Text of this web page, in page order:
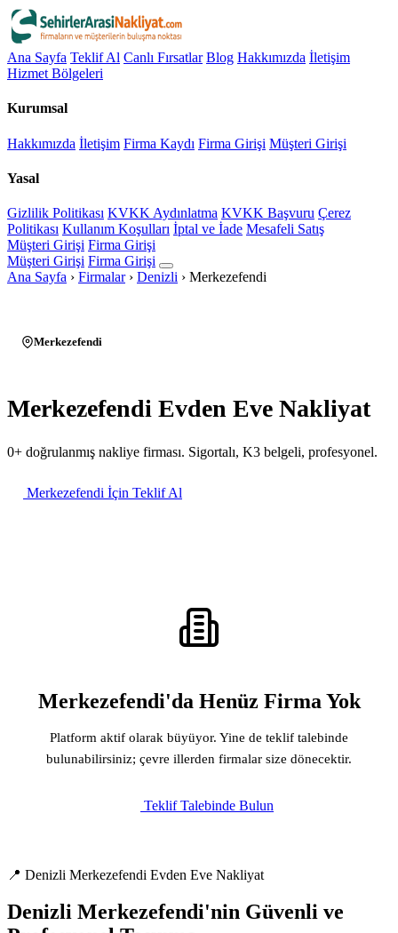
Ana Sayfa Teklif Al Canlı Fırsatlar Blog Hakkımızda İletişim
Hizmet Bölgeleri
Kurumsal
Hakkımızda İletişim Firma Kaydı Firma Girişi Müşteri Girişi
Yasal
Gizlilik Politikası KVKK Aydınlatma KVKK Başvuru Çerez
Politikası Kullanım Koşulları İptal ve İade Mesafeli Satış
Müşteri Girişi Firma Girişi
Müşteri Girişi Firma Girişi
Ana Sayfa › Firmalar › Denizli › Merkezefendi
Merkezefendi
Merkezefendi Evden Eve Nakliyat
0+ doğrulanmış nakliye firması. Sigortalı, K3 belgeli, profesyonel.
Merkezefendi İçin Teklif Al
Merkezefendi'da Henüz Firma Yok
Platform aktif olarak büyüyor. Yine de teklif talebinde
bulunabilirsiniz; çevre illerden firmalar size dönecektir.
Teklif Talebinde Bulun
📍 Denizli Merkezefendi Evden Eve Nakliyat
Denizli Merkezefendi'nin Güvenli ve